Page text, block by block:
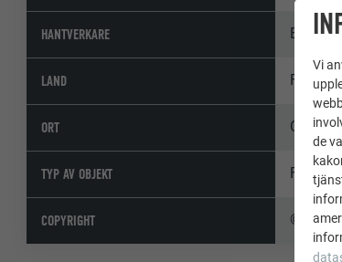
HANTVERKARE Baux
LAND
ORT
TYP AV OBJEKT
COPYRIGHT ©
Vi
de